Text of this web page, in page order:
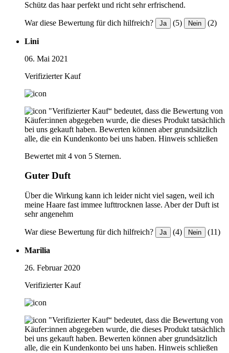
Schütz das haar perfekt und richt sehr erfrischend.
War diese Bewertung für dich hilfreich? Ja (5) Nein (2)
Lini
06. Mai 2021
Verifizierter Kauf
"Verifizierter Kauf“ bedeutet, dass die Bewertung von
Käufer:innen abgegeben wurde, die dieses Produkt tatsächlich
bei uns gekauft haben. Bewerten können aber grundsätzlich
alle, die ein Kundenkonto bei uns haben. Hinweis schließen
Bewertet mit 4 von 5 Sternen.
Guter Duft
Über die Wirkung kann ich leider nicht viel sagen, weil ich
meine Haare fast immee lufttrocknen lasse. Aber der Duft ist
sehr angenehm
War diese Bewertung für dich hilfreich? Ja (4) Nein (11)
Marilia
26. Februar 2020
Verifizierter Kauf
"Verifizierter Kauf“ bedeutet, dass die Bewertung von
Käufer:innen abgegeben wurde, die dieses Produkt tatsächlich
bei uns gekauft haben. Bewerten können aber grundsätzlich
alle, die ein Kundenkonto bei uns haben. Hinweis schließen